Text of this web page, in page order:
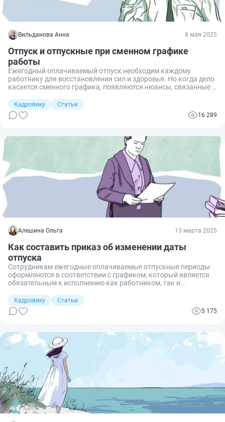
Вильданова Анна 8 мая 2025
Отпуск и отпускные при сменном графике
работы
Ежегодный оплачиваемый отпуск необходим каждому
работнику для восстановления сил и здоровья. Но когда дело
касается сменного графика, появляются нюансы, связанные с
Давайте разберемся подробно, как оформить отпуск
сотрудникам, работающим посменно, какие правила
действуют в России и на что обратить особое внимание.
Кадровику
Статьи
16 289
Алешина Ольга 13 марта 2025
Как составить приказ об изменении даты
отпуска
Сотрудникам ежегодные оплачиваемые отпускные периоды
оформляются в соответствии с графиком, который является
обязательным к исполнению как работником, так и
требуется изменить даты отпусков. Ко мне обратилась за
помощью знакомая, котороя недавно работает кадровиком, и
попросила разъяснить, как действовать в такой ситуации. Я
соответствующий приказ. Разберем, как составить такой
приказ.
Кадровику
Статьи
5 175